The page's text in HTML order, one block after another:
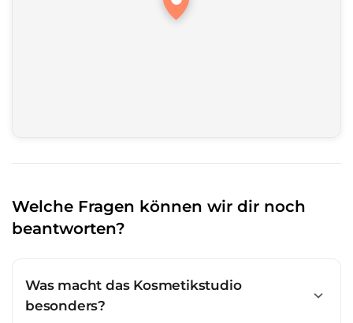
Welche Fragen können wir dir noch
beantworten?
Was macht das Kosmetikstudio
besonders?